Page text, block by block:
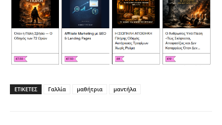
ΕΤΙΚΕΤΕΣ Γαλλία μαθήτρια μαντήλα